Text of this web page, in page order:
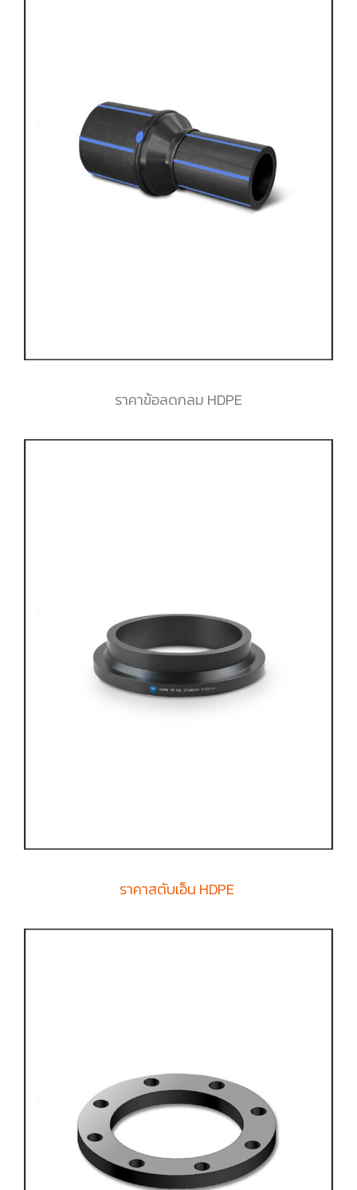
ราคาข้อลดกลม HDPE
ราคาสตับเอ็น HDPE